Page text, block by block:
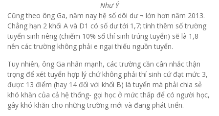
Như Ý
Cũng theo ông Ga, năm nay hệ số dôi dư ¬ lớn hơn năm 2013.
Chẳng hạn 2 khối A và D1 có số dư tới 1,7; tính thêm số trường
tuyển sinh riêng (chiếm 10% số thí sinh trúng tuyển) sẽ là 1,8
nên các trường không phải e ngại thiếu nguồn tuyển.
Tuy nhiên, ông Ga nhấn mạnh, các trường cần cân nhắc thận
trọng để xét tuyển hợp lý chứ không phải thí sinh cứ đạt mức 3,
được 13 điểm (hay 14 đối với khối B) là tuyển mà phải chia sẻ
khó khăn của cả hệ thống- gọi học ở mức thấp để có người học,
gây khó khăn cho những trường mới và đang phát triển.